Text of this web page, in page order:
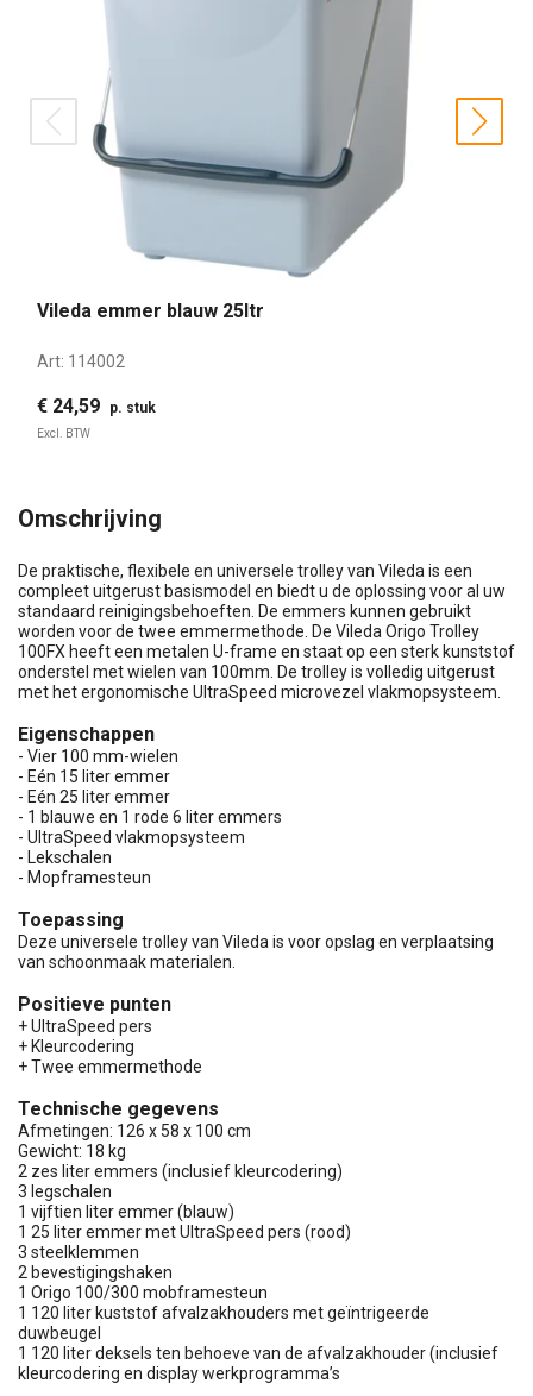
Vileda emmer blauw 25ltr
Art: 114002
€ 24,59 p. stuk
Excl. BTW
prev next
Omschrijving
De praktische, flexibele en universele trolley van Vileda is een
compleet uitgerust basismodel en biedt u de oplossing voor al uw
standaard reinigingsbehoeften. De emmers kunnen gebruikt
worden voor de twee emmermethode. De Vileda Origo Trolley
100FX heeft een metalen U-frame en staat op een sterk kunststof
onderstel met wielen van 100mm. De trolley is volledig uitgerust
met het ergonomische UltraSpeed microvezel vlakmopsysteem.
Eigenschappen
- Vier 100 mm-wielen
- Eén 15 liter emmer
- Eén 25 liter emmer
- 1 blauwe en 1 rode 6 liter emmers
- UltraSpeed vlakmopsysteem
- Lekschalen
- Mopframesteun
Toepassing
Deze universele trolley van Vileda is voor opslag en verplaatsing
van schoonmaak materialen.
Positieve punten
+ UltraSpeed pers
+ Kleurcodering
+ Twee emmermethode
Technische gegevens
Afmetingen: 126 x 58 x 100 cm
Gewicht: 18 kg
2 zes liter emmers (inclusief kleurcodering)
3 legschalen
1 vijftien liter emmer (blauw)
1 25 liter emmer met UltraSpeed pers (rood)
3 steelklemmen
2 bevestigingshaken
1 Origo 100/300 mobframesteun
1 120 liter kuststof afvalzakhouders met geïntrigeerde
duwbeugel
1 120 liter deksels ten behoeve van de afvalzakhouder (inclusief
kleurcodering en display werkprogramma’s